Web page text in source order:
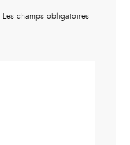
Les champs obligatoires